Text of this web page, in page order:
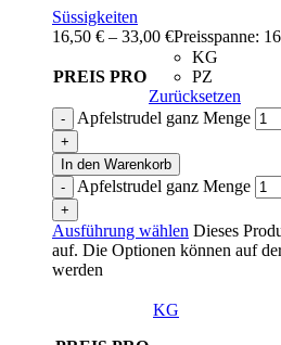
Süssigkeiten
16,50 € – 33,00 €Preisspanne:
PREIS PRO
KG
PZ
Zurücksetzen
Apfelstrudel ganz Menge
In den Warenkorb
Apfelstrudel ganz Menge
Ausführung wählen Dieses
auf. Die Optionen können auf
werden
KG